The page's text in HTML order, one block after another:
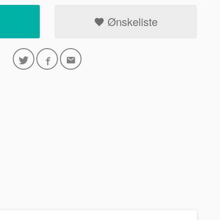
Ønskeliste